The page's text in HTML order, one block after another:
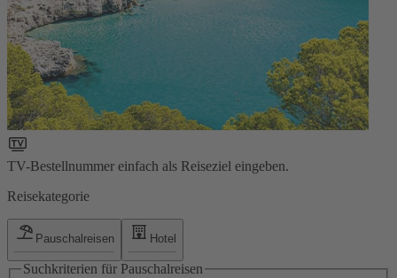
TV-Bestellnummer einfach als Reiseziel eingeben.
Reisekategorie
Pauschalreisen Hotel
Suchkriterien für Pauschalreisen